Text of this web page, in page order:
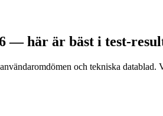
— här är bäst i test-
och tekniska